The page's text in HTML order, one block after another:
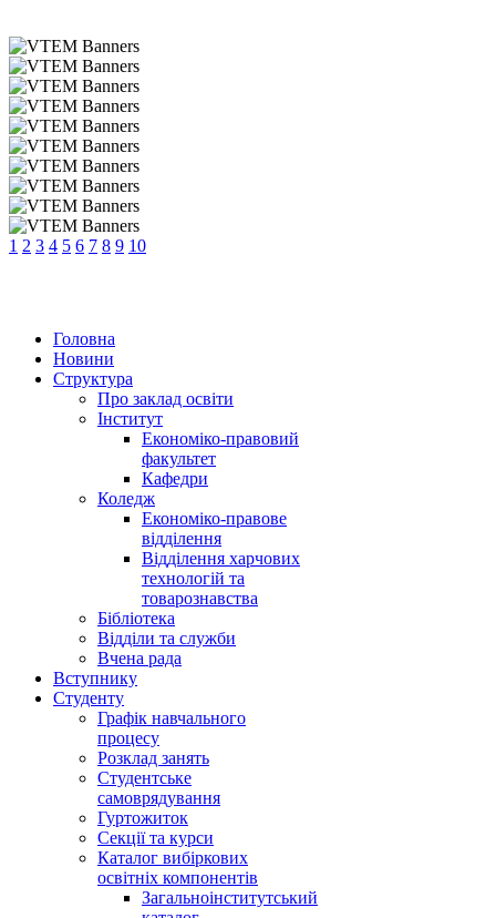
1 2 3 4 5 6 7 8 9 10
Головна
Новини
Структура
Про заклад освіти
Інститут
Економіко-правовий
факультет
Кафедри
Коледж
Економіко-правове
відділення
Відділення харчових
технологій та
товарознавства
Бібліотека
Відділи та служби
Вчена рада
Вступнику
Студенту
Графік навчального
процесу
Розклад занять
Студентське
самоврядування
Гуртожиток
Секції та курси
Каталог вибіркових
освітніх компонентів
Загальноінститутський